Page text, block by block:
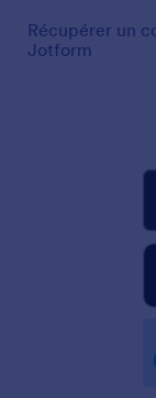
Récupérer un
Jotform